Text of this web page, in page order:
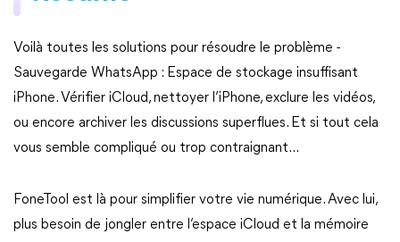
Voilà toutes les solutions pour résoudre le problème -
Sauvegarde WhatsApp : Espace de stockage insuffisant
iPhone. Vérifier iCloud, nettoyer l’iPhone, exclure les vidéos,
ou encore archiver les discussions superflues. Et si tout cela
vous semble compliqué ou trop contraignant...
FoneTool est là pour simplifier votre vie numérique. Avec lui,
plus besoin de jongler entre l’espace iCloud et la mémoire